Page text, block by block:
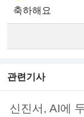
축하해요
관련기사
신진서, AI에